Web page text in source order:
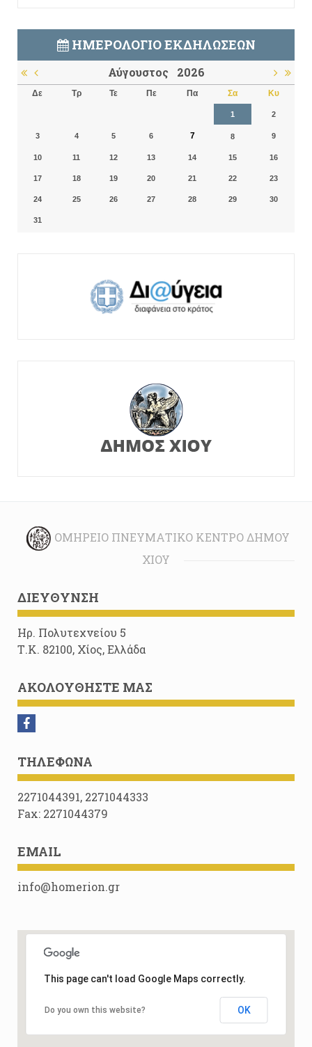
ΗΜΕΡΟΛΌΓΙΟ ΕΚΔΗΛΏΣΕΩΝ
Αύγουστος 2026
Δε Τρ Τε Πε Πα Σα Κυ
1 2
3 4 5 6 7 8 9
10 11 12 13 14 15 16
17 18 19 20 21 22 23
24 25 26 27 28 29 30
31
ΟΜΉΡΕΙΟ ΠΝΕΥΜΑΤΙΚΌ ΚΈΝΤΡΟ ΔΉΜΟΥ
ΧΊΟΥ
ΔΙΕΎΘΥΝΣΗ
Ηρ. Πολυτεχνείου 5
Τ.Κ. 82100, Χίος, Ελλάδα
ΑΚΟΛΟΥΘΉΣΤΕ ΜΑΣ
ΤΗΛΈΦΩΝΑ
2271044391, 2271044333
Fax: 2271044379
EMAIL
info@homerion.gr
This page can't load Google Maps correctly.
Do you own this website? OK